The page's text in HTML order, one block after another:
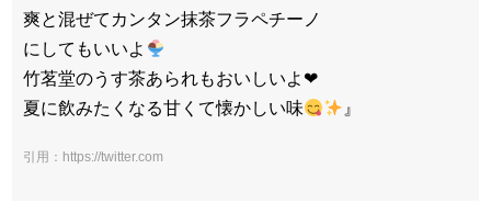
爽と混ぜてカンタン抹茶フラペチーノ
にしてもいいよ
竹茗堂のうす茶あられもおいしいよ❤︎
夏に飲みたくなる甘くて懐かしい味
』
引用：https://twitter.com